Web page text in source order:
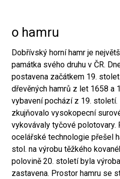
o hamru
Dobřívský horní hamr je
památka svého druhu v ČR.
postavena začátkem 19.
dřevěných hamrů z let 1658 a
vybavení pochází z 19. století.
zkujňovalo vysokopecní
vykovávaly tyčové polotovary.
ocelářské technologie přešel
stol. na výrobu těžkého
polovině 20. století byla
zastavena. Prostor hamru se